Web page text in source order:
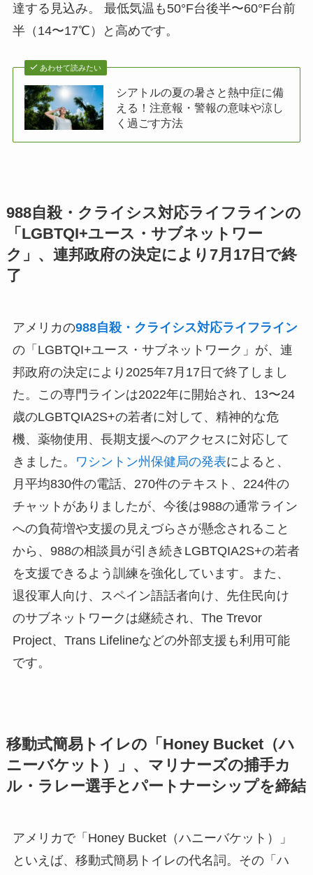
達する見込み。 最低気温も50°F台後半〜60°F台前
半（14〜17℃）と高めです。
あわせて読みたい
シアトルの夏の暑さと熱中症に備
える！注意報・警報の意味や涼し
く過ごす方法
988自殺・クライシス対応ライフラインの
「LGBTQI+ユース・サブネットワー
ク」、連邦政府の決定により7月17日で終
了
アメリカの988自殺・クライシス対応ライフライン
の「LGBTQI+ユース・サブネットワーク」が、連
邦政府の決定により2025年7月17日で終了しまし
た。この専門ラインは2022年に開始され、13〜24
歳のLGBTQIA2S+の若者に対して、精神的な危
機、薬物使用、長期支援へのアクセスに対応して
きました。
ワシントン州保健局の発表によると、
月平均830件の電話、270件のテキスト、224件の
チャットがありましたが、今後は988の通常ライン
への負荷増や支援の見えづらさが懸念されること
から、988の相談員が引き続きLGBTQIA2S+の若者
を支援できるよう訓練を強化しています。また、
退役軍人向け、スペイン語話者向け、先住民向け
のサブネットワークは継続され、The Trevor
Project、Trans Lifelineなどの外部支援も利用可能
です。
移動式簡易トイレの「Honey Bucket（ハ
ニーバケット）」、マリナーズの捕手カ
ル・ラレー選手とパートナーシップを締結
アメリカで「Honey Bucket（ハニーバケット）」
といえば、移動式簡易トイレの代名詞。その「ハ